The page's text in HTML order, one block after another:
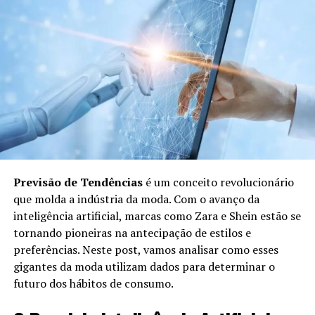
O sistema utiliza inteligência
artificial para analisar as preferências e sugerir
looks personalizados.
Consultoria Personalizada:Profissionais podem
revisar as opções e oferecer conselhos, se
necessário.
Envio de Itens: Após a seleção das peças, elas
são enviadas diretamente ao cliente.
Benefícios do Personal Shopper em
Compras Online
Utilizar um Personal Shopper para compras online traz
uma série de benefícios:
Economia de Tempo:O cliente não precisa
Previsão de Tendênciasé um conceito revolucionário
que molda a indústria da moda. Com o avanço da
inteligência artificial, marcas como Zara e Shein estão se
tornando pioneiras na antecipação de estilos e
preferências. Neste post, vamos analisar como esses
gigantes da moda utilizam dados para determinar o
futuro dos hábitos de consumo.